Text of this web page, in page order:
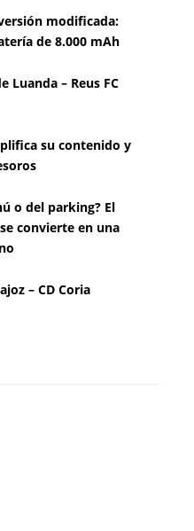
modificada:
de 8.000 mAh
Luanda – Reus FC
su contenido y
o del parking? El
convierte en una
– CD Coria